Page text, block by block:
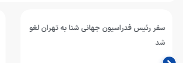
سفر رئیس فدراسیون جهانی شنا به تهران لغو
شد